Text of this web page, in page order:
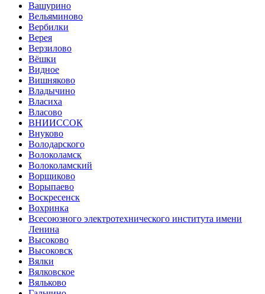
Вашурино
Вельяминово
Вербилки
Верея
Верзилово
Вёшки
Видное
Вишняково
Владычино
Власиха
Власово
ВНИИССОК
Внуково
Володарского
Волоколамск
Волоколамский
Ворщиково
Ворыпаево
Воскресенск
Вохринка
Всесоюзного электротехнического института имени
Ленина
Высоково
Высоковск
Вялки
Вялковское
Вяльково